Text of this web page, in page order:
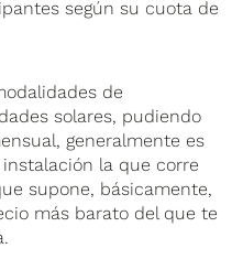
según su cuota de
de
solares, pudiendo
generalmente es
la que corre
supone, básicamente,
más barato del que te